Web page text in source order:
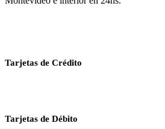
Tarjetas de Crédito
Tarjetas de Débito